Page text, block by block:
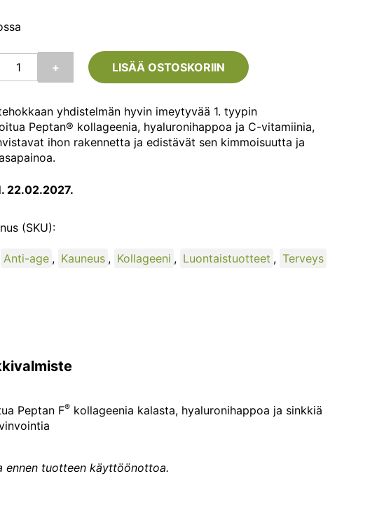
oli:
19,90 €.
on:
15,99 €.
+ LISÄÄ OSTOSKORIIN
yhdistelmän hyvin imeytyvää 1. tyypin
Peptan® kollageenia, hyaluronihappoa ja C-vitamiinia,
ihon rakennetta ja edistävät sen kimmoisuutta ja
22.02.2027.
(SKU):
Anti-age , Kauneus , Kollageeni , Luontaistuotteet , Terveys
Peptan F®kollageenia kalasta, hyaluronihappoa ja sinkkiä
ennen tuotteen käyttöönottoa.